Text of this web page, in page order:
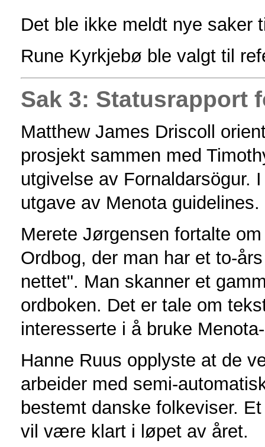
Det ble ikke meldt nye saker
Rune Kyrkjebø ble valgt til
Sak 3: Statusrapport
Matthew James Driscoll
prosjekt sammen med
utgivelse av Fornaldarsögur.
utgave av Menota guidelines.
Merete Jørgensen fortalte
Ordbog, der man har et to-
nettet". Man skanner et
ordboken. Det er tale om
interesserte i å bruke
Hanne Ruus opplyste at de
arbeider med semi-
bestemt danske folkeviser.
vil være klart i løpet av året.